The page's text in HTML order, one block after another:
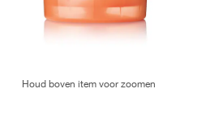
Houd boven item voor zoomen